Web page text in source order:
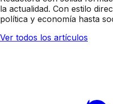
la actualidad. Con estilo
política y economía hasta
Ver todos los artículos